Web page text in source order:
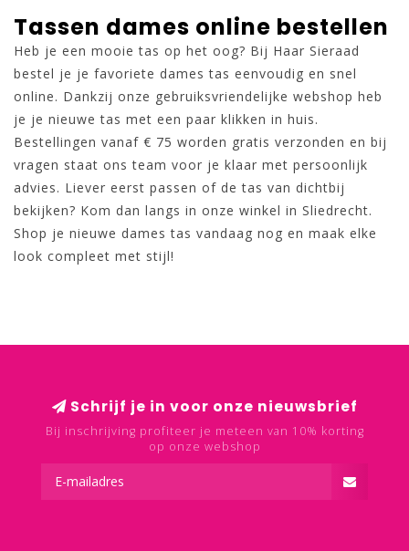
Tassen dames online bestellen
Heb je een mooie tas op het oog? Bij Haar Sieraad
bestel je je favoriete dames tas eenvoudig en snel
online. Dankzij onze gebruiksvriendelijke webshop heb
je je nieuwe tas met een paar klikken in huis.
Bestellingen vanaf € 75 worden gratis verzonden en bij
vragen staat ons team voor je klaar met persoonlijk
advies. Liever eerst passen of de tas van dichtbij
bekijken? Kom dan langs in onze winkel in Sliedrecht.
Shop je nieuwe dames tas vandaag nog en maak elke
look compleet met stijl!
Schrijf je in voor onze nieuwsbrief
Bij inschrijving profiteer je meteen van 10% korting
op onze webshop